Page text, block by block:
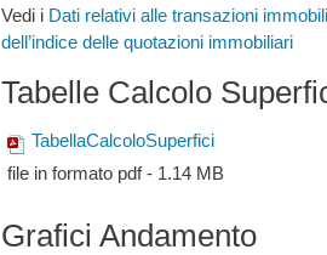
Vedi i Dati relativi alle transazioni
dell’indice delle quotazioni immobiliari
Tabelle Calcolo
TabellaCalcoloSuperfici
file in formato pdf - 1.14 MB
Grafici Andamento